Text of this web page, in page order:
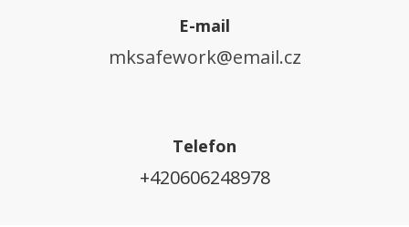
E-mail
mksafework@email.cz
Telefon
+420606248978